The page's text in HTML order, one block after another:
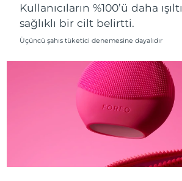
Kullanıcıların %100’ü daha
sağlıklı bir cilt belirtti.
Üçüncü şahıs tüketici denemesine dayalıdır
Hollanda
Yeni Zelanda